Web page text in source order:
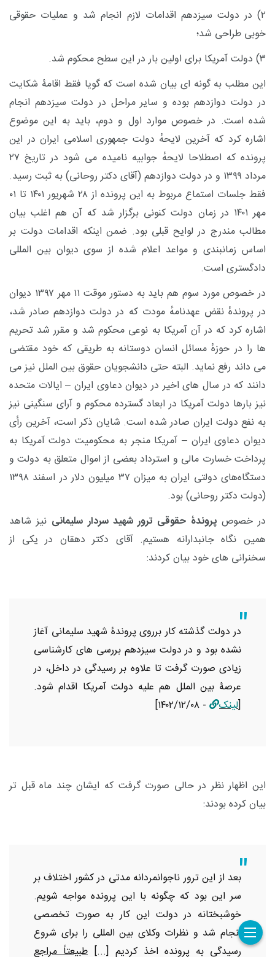
۲) در دولت سیزدهم اقدامات لازم انجام شد و عملیات حقوقی
خوبی طراحی شد؛
۳) دولت آمریکا برای اولین بار در این سطح محکوم شد.
این مطلب به گونه ای بیان شده است که گویا فقط اقامۀ شکایت
در دولت دوازدهم بوده و سایر مراحل در دولت سیزدهم انجام
شده است. در خصوص موارد اول و دوم، باید به این موضوع
اشاره کرد که آخرین لایحهٔ دولت جمهوری اسلامی ایران در این
پرونده که اصطلاحا لایحهٔ جوابیه نامیده می شود در تاریخ ۲۷
مرداد ۱۳۹۹ و در دولت دوازدهم (آقای دکتر روحانی) به ثبت رسید.
فقط جلسات استماع مربوط به این پرونده از ۲۸ شهریور ۱۴۰۱ تا ۰۱
مهر ۱۴۰۱ در زمان دولت کنونی برگزار شد که آن هم اغلب بیان
مطالب مندرج در لوایح قبلی بود. ضمن اینکه اقدامات دولت بر
اساس زمانبندی و مواعد اعلام شده از سوی دیوان بین المللی
دادگستری است.
در خصوص مورد سوم هم باید به دستور موقت ۱۱ مهر ۱۳۹۷ دیوان
در پروندهٔ نقض عهدنامهٔ مودت که در دولت دوازدهم صادر شد،
اشاره کرد که در آن آمریکا به نوعی محکوم شد و مقرر شد تحریم
ها را در حوزهٔ مسائل انسان دوستانه به طریقی که خود مقتضی
می داند رفع نماید. البته حتی دانشجویان حقوق بین الملل نیز می
دانند که در سال های اخیر در دیوان دعاوی ایران – ایالات متحده
نیز بارها دولت آمریکا در ابعاد گسترده محکوم و آرای سنگینی نیز
به نفع دولت ایران صادر شده است. شایان ذکر است، آخرین رأی
دیوان دعاوی ایران – آمریکا منجر به محکومیت دولت آمریکا به
پرداخت خسارت مالی و استرداد بعضی از اموال متعلق به دولت و
دستگاه‌های دولتی ایران به میزان ۳۷ میلیون دلار در اسفند ۱۳۹۸
(دولت دکتر روحانی) بود.
در خصوصپروندۀ حقوقی ترور شهید سردار سلیمانی نیز شاهد
همین نگاه جانبدارانه هستیم. آقای دکتر دهقان در یکی از
سخنرانی های خود بیان کردند:
در دولت گذشته کار برروی پروندۀ شهید سلیمانی آغاز
نشده بود و در دولت سیزدهم بررسی های کارشناسی
زیادی صورت گرفت تا علاوه بر رسیدگی در داخل، در
عرصۀ بین الملل هم علیه دولت آمریکا اقدام شود.
[لینک - ۱۴۰۲/۱۲/۰۸]
این اظهار نظر در حالی صورت گرفت که ایشان چند ماه قبل تر
بیان کرده بودند:
بعد از این ترور ناجوانمردانه مدتی در کشور اختلاف بر
سر این بود که چگونه با این پرونده مواجه شویم.
خوشبختانه در دولت این کار به صورت تخصصی
انجام شد و نظرات وکلای بین المللی را برای شروع
رسیدگی به پرونده اخذ کردیم [...] طبیعتاً مراجع